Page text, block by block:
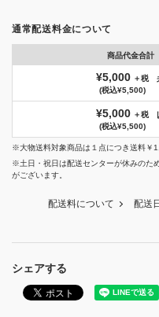
シェアする
通常配送料金について
商品代金合計
¥5,000 ＋税
(税込¥5,500)
¥5,000 ＋税
(税込¥5,500)
※大物送料対象商品は１点につき送料￥
※土日・祝日は配送センターが休みのた
がございます。
配送料について 配送